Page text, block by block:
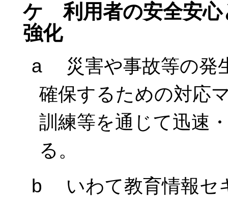
ケ 利用者の安全安心
強化
a 災害や事故等の発
確保するための対応
訓練等を通じて迅速
る。
b いわて教育情報セ